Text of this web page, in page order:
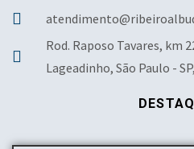
Rod. Raposo Tavares, km
Lageadinho, São Paulo -